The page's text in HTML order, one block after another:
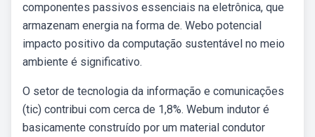
componentes passivos essenciais na eletrônica, que
armazenam energia na forma de. Webo potencial
impacto positivo da computação sustentável no meio
ambiente é significativo.
O setor de tecnologia da informação e comunicações
(tic) contribui com cerca de 1,8%. Webum indutor é
basicamente construído por um material condutor